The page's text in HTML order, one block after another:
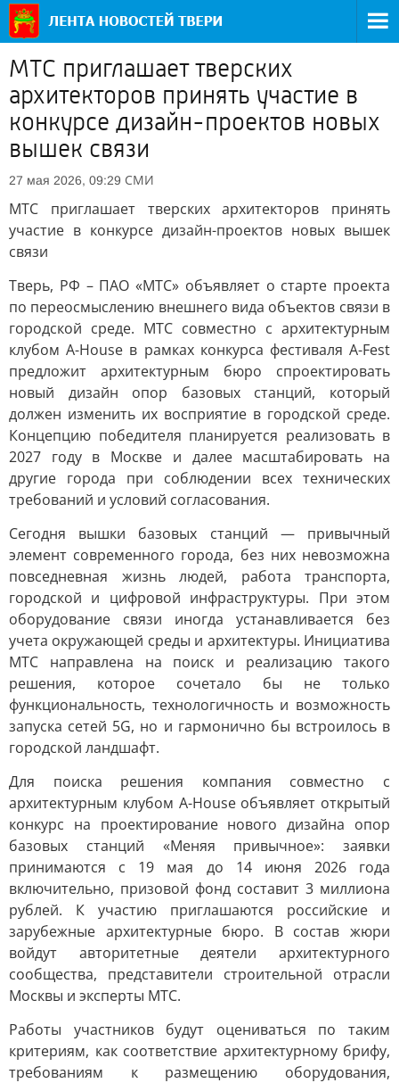
МТС приглашает тверских
архитекторов принять участие в
конкурсе дизайн-проектов новых
вышек связи
27 мая 2026, 09:29 СМИ
МТС приглашает тверских архитекторов принять
участие в конкурсе дизайн-проектов новых вышек
связи
Тверь, РФ – ПАО «МТС» объявляет о старте проекта
по переосмыслению внешнего вида объектов связи в
городской среде. МТС совместно с архитектурным
клубом A-House в рамках конкурса фестиваля A-Fest
предложит архитектурным бюро спроектировать
новый дизайн опор базовых станций, который
должен изменить их восприятие в городской среде.
Концепцию победителя планируется реализовать в
2027 году в Москве и далее масштабировать на
другие города при соблюдении всех технических
требований и условий согласования.
Сегодня вышки базовых станций — привычный
элемент современного города, без них невозможна
повседневная жизнь людей, работа транспорта,
городской и цифровой инфраструктуры. При этом
оборудование связи иногда устанавливается без
учета окружающей среды и архитектуры. Инициатива
МТС направлена на поиск и реализацию такого
решения, которое сочетало бы не только
функциональность, технологичность и возможность
запуска сетей 5G, но и гармонично бы встроилось в
городской ландшафт.
Для поиска решения компания совместно с
архитектурным клубом A-House объявляет открытый
конкурс на проектирование нового дизайна опор
базовых станций «Меняя привычное»: заявки
принимаются с 19 мая до 14 июня 2026 года
включительно, призовой фонд составит 3 миллиона
рублей. К участию приглашаются российские и
зарубежные архитектурные бюро. В состав жюри
войдут авторитетные деятели архитектурного
сообщества, представители строительной отрасли
Москвы и эксперты МТС.
Работы участников будут оцениваться по таким
критериям, как соответствие архитектурному брифу,
требованиям к размещению оборудования,